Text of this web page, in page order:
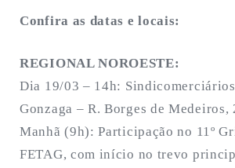
Confira as datas e locais:
REGIONAL NOROESTE:
Dia 19/03 – 14h:
Gonzaga – R. Borges de Medeiros,
Manhã (9h): Participação no 11º
FETAG, com início no trevo